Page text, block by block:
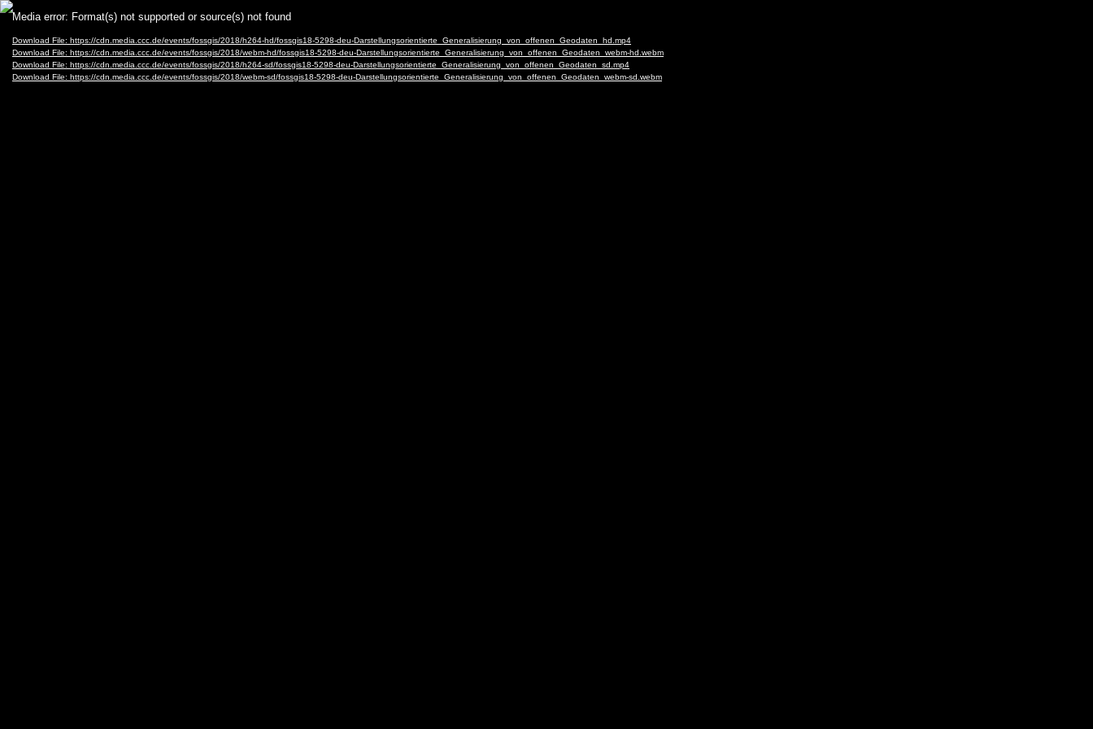
Video
Player
Media error: Format(s) not supported or source(s) not found
Download File: https://cdn.media.ccc.de/events/fossgis/2018/h264-hd/fossgis18-5298-deu-Darstellungsorientierte_Generalisierung_von_offenen_Geodaten_hd.mp4
Download File: https://cdn.media.ccc.de/events/fossgis/2018/webm-hd/fossgis18-5298-deu-Darstellungsorientierte_Generalisierung_von_offenen_Geodaten_webm-hd.webm
Download File: https://cdn.media.ccc.de/events/fossgis/2018/h264-sd/fossgis18-5298-deu-Darstellungsorientierte_Generalisierung_von_offenen_Geodaten_sd.mp4
Download File: https://cdn.media.ccc.de/events/fossgis/2018/webm-sd/fossgis18-5298-deu-Darstellungsorientierte_Generalisierung_von_offenen_Geodaten_webm-sd.webm